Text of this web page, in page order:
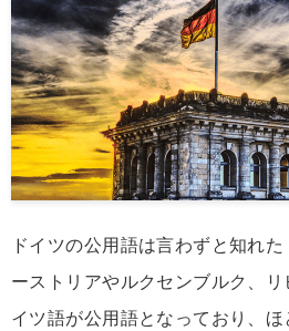
ドイツの公用語は言わずと知れ
ーストリアやルクセンブルク、
イツ語が公用語となっており、